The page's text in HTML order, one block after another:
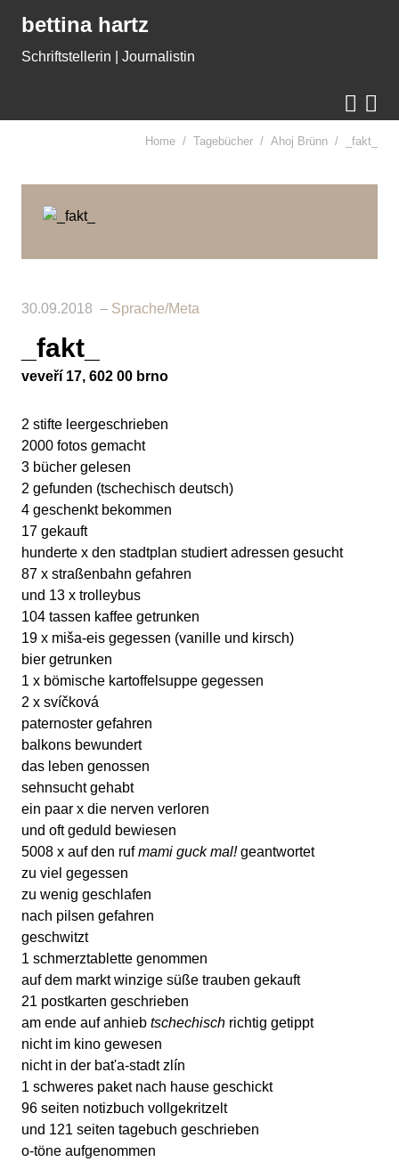
bettina hartz
Schriftstellerin | Journalistin
 
Home Tagebücher Ahoj Brünn _fakt_
30.09.2018 Sprache/Meta
_fakt_
veveří 17, 602 00 brno
2 stifte leergeschrieben
2000 fotos gemacht
3 bücher gelesen
2 gefunden (tschechisch deutsch)
4 geschenkt bekommen
17 gekauft
hunderte x den stadtplan studiert adressen gesucht
87 x straßenbahn gefahren
und 13 x trolleybus
104 tassen kaffee getrunken
19 x miša-eis gegessen (vanille und kirsch)
bier getrunken
1 x bömische kartoffelsuppe gegessen
2 x svíčková
paternoster gefahren
balkons bewundert
das leben genossen
sehnsucht gehabt
ein paar x die nerven verloren
und oft geduld bewiesen
5008 x auf den rufmami guck mal!geantwortet
zu viel gegessen
zu wenig geschlafen
nach pilsen gefahren
geschwitzt
1 schmerztablette genommen
auf dem markt winzige süße trauben gekauft
21 postkarten geschrieben
am ende auf anhieb tschechisch richtig getippt
nicht im kino gewesen
nicht in der bat'a-stadt zlín
1 schweres paket nach hause geschickt
96 seiten notizbuch vollgekritzelt
und 121 seiten tagebuch geschrieben
o-töne aufgenommen